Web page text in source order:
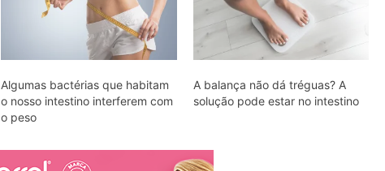
Algumas bactérias que habitam
o nosso intestino interferem com
o peso
A balança não dá tréguas? A
solução pode estar no intestino